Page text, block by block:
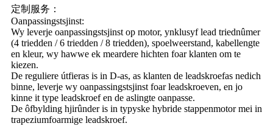
定制服务：
Oanpassingstsjinst:
Wy leverje oanpassingstsjinst op motor, ynklusyf lead triednûmer
(4 triedden / 6 triedden / 8 triedden), spoelweerstand, kabellengte
en kleur, wy hawwe ek meardere hichten foar klanten om te
kiezen.
De reguliere útfieras is in D-as, as klanten de leadskroefas nedich
binne, leverje wy oanpassingstsjinst foar leadskroeven, en jo
kinne it type leadskroef en de aslingte oanpasse.
De ôfbylding hjirûnder is in typyske hybride stappenmotor mei in
trapeziumfoarmige leadskroef.